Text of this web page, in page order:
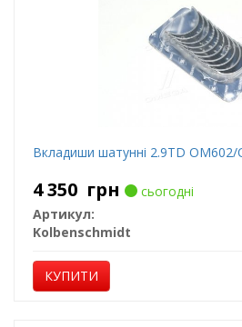
Вкладиши шатунні 2.9TD
4 350 грн
сьогодні
Артикул:
Kolbenschmidt
КУПИТИ